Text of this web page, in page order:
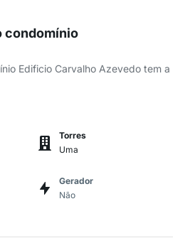
condomínio
Edificio Carvalho Azevedo tem a
Torres
Uma
Gerador
Não